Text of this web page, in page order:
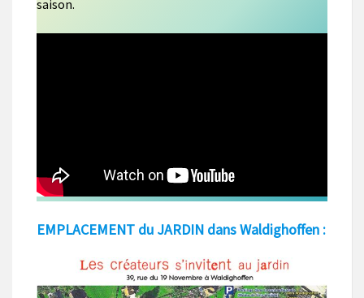
saison.
EMPLACEMENT du JARDIN dans Waldighoffen :